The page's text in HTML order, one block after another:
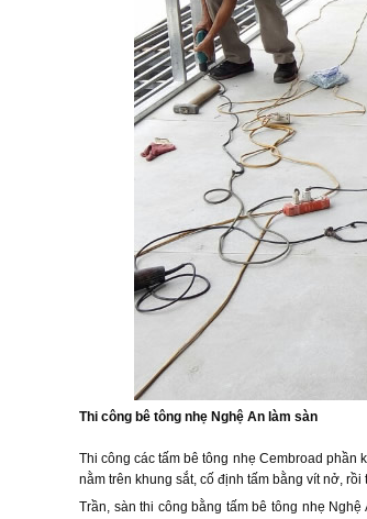
Thi công bê tông nhẹ Nghệ An làm sàn
Thi công các tấm bê tông nhẹ Cembroad phần
nằm trên khung sắt, cố định tấm bằng vít nở,
Trần, sàn thi công bằng tấm bê tông nhẹ